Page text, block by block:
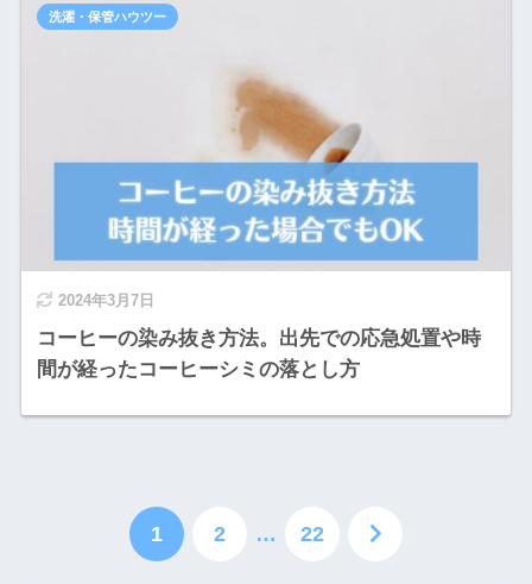
2024年3月7日
コーヒーの染み抜き方法。出先での応急処置や時
間が経ったコーヒーシミの落とし方
洗濯・保管ハウツー
1 2 … 22